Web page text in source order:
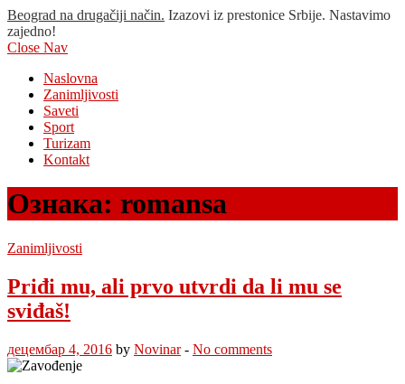
Beograd na drugačiji način. Izazovi iz prestonice Srbije. Nastavimo
zajedno!
Close Nav
Naslovna
Zanimljivosti
Saveti
Sport
Turizam
Kontakt
Ознака: romansa
Zanimljivosti
Priđi mu, ali prvo utvrdi da li mu se
sviđaš!
децембар 4, 2016 by Novinar- No comments